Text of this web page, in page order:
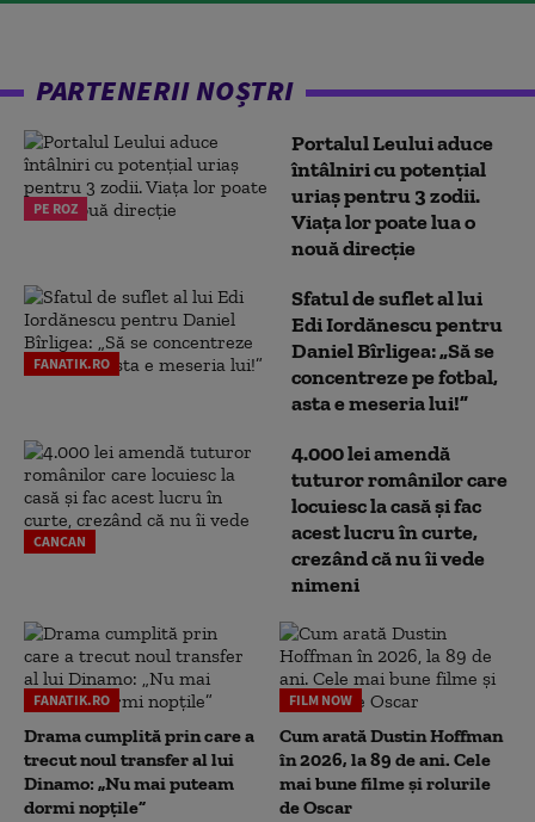
PARTENERII NOȘTRI
PE ROZ
Portalul Leului aduce
întâlniri cu potențial
uriaș pentru 3 zodii.
Viața lor poate lua o
nouă direcție
FANATIK.RO
Sfatul de suflet al lui
Edi Iordănescu pentru
Daniel Bîrligea: „Să se
concentreze pe fotbal,
asta e meseria lui!”
CANCAN
4.000 lei amendă
tuturor românilor care
locuiesc la casă și fac
acest lucru în curte,
crezând că nu îi vede
nimeni
FANATIK.RO
Drama cumplită prin care a
trecut noul transfer al lui
Dinamo: „Nu mai puteam
dormi nopțile”
FILM NOW
Cum arată Dustin Hoffman
în 2026, la 89 de ani. Cele
mai bune filme și rolurile
de Oscar